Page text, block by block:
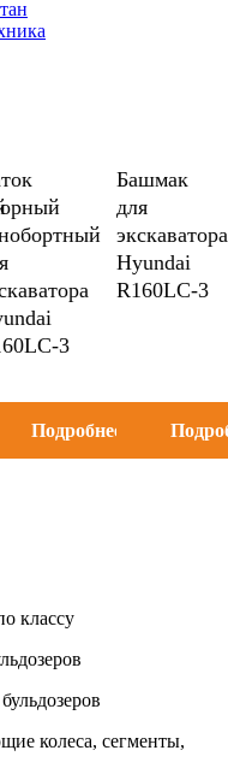
3
Подробнее
Башмак
для
экскаватора
Hyundai
R160LC-3
классу
колеса, сегменты,